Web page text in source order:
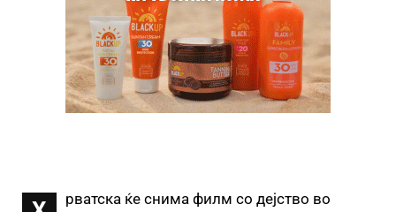
рватска ќе снима филм со дејство во